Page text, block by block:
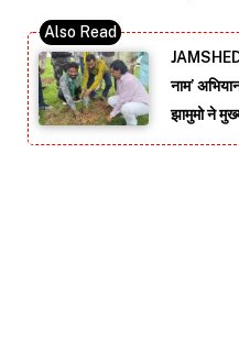
नाम’
झामुमो ने